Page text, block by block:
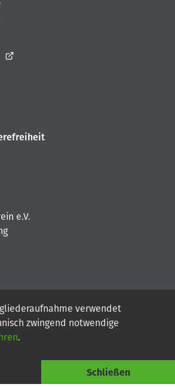
verwendet
zwingend notwendige
.
Schließen
e.V.
Deutscher Alpenverein e.V.
By Digital Vantage Point